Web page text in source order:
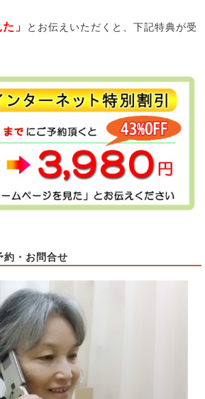
」
とお伝えいただくと、下記特典が受
約・お問合せ